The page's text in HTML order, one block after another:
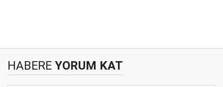
HABERE YORUM KAT